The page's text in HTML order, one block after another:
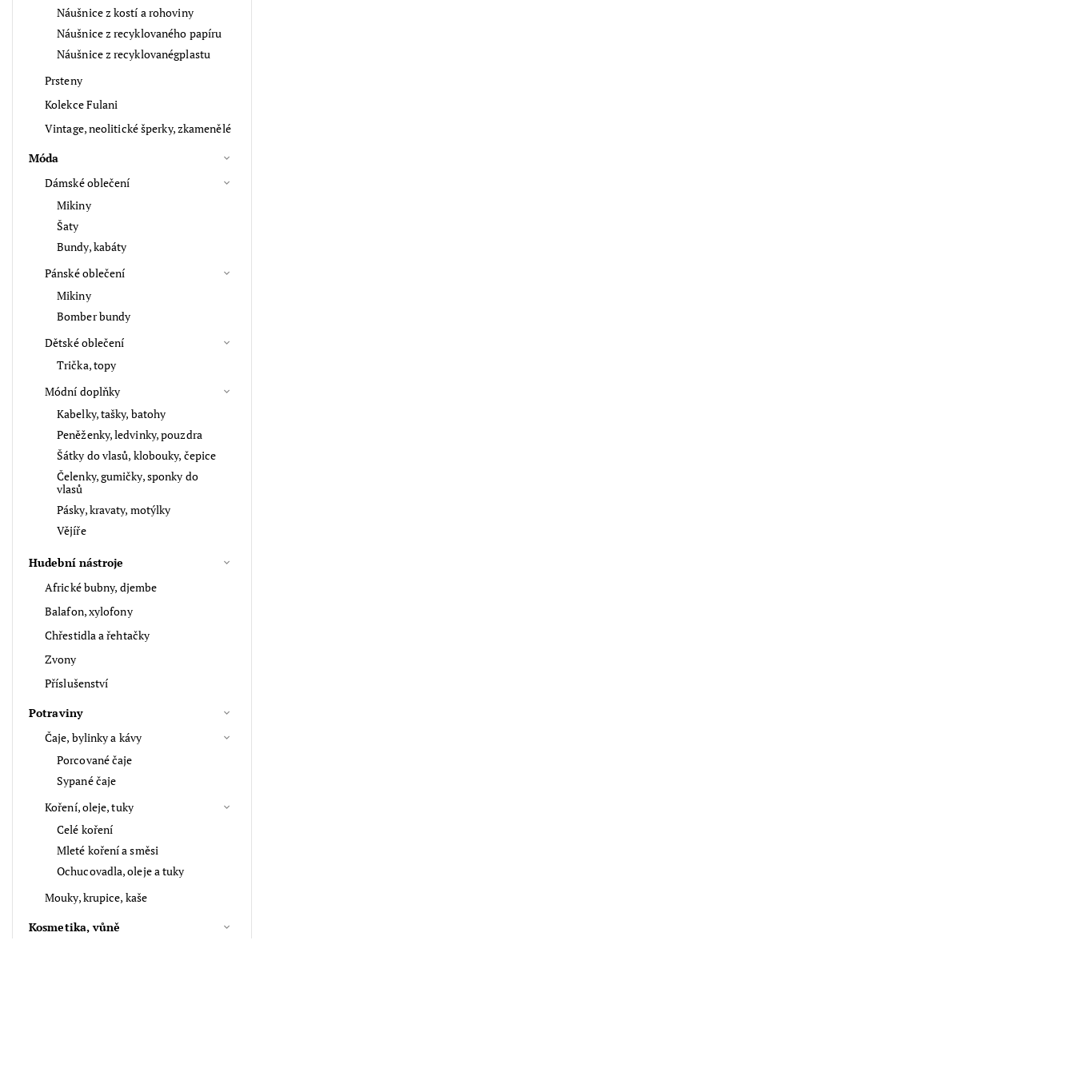
Náušnice z kostí a rohoviny
Náušnice z recyklovaného papíru
Náušnice z recyklovanégplastu
Prsteny
Kolekce Fulani
Vintage, neolitické šperky, zkamenělé
Móda
Dámské oblečení
Mikiny
Šaty
Bundy, kabáty
Pánské oblečení
Mikiny
Bomber bundy
Dětské oblečení
Trička, topy
Módní doplňky
Kabelky, tašky, batohy
Peněženky, ledvinky, pouzdra
Šátky do vlasů, klobouky, čepice
Čelenky, gumičky, sponky do
vlasů
Pásky, kravaty, motýlky
Vějíře
Hudební nástroje
Africké bubny, djembe
Balafon, xylofony
Chřestidla a řehtačky
Zvony
Příslušenství
Potraviny
Čaje, bylinky a kávy
Porcované čaje
Sypané čaje
Koření, oleje, tuky
Celé koření
Mleté koření a směsi
Ochucovadla, oleje a tuky
Mouky, krupice, kaše
Kosmetika, vůně